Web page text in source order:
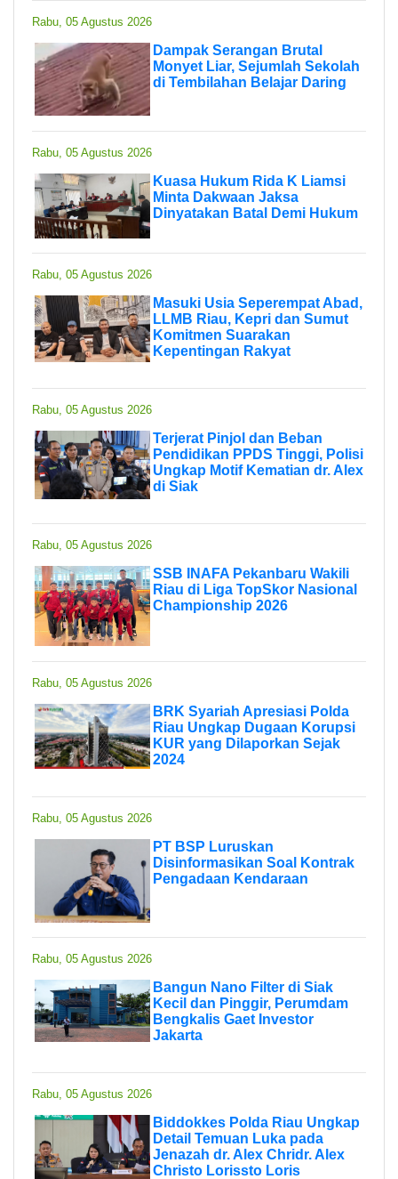
Rabu, 05 Agustus 2026
Dampak Serangan Brutal
Monyet Liar, Sejumlah Sekolah
di Tembilahan Belajar Daring
Rabu, 05 Agustus 2026
Kuasa Hukum Rida K Liamsi
Minta Dakwaan Jaksa
Dinyatakan Batal Demi Hukum
Rabu, 05 Agustus 2026
Masuki Usia Seperempat Abad,
LLMB Riau, Kepri dan Sumut
Komitmen Suarakan
Kepentingan Rakyat
Rabu, 05 Agustus 2026
Terjerat Pinjol dan Beban
Pendidikan PPDS Tinggi, Polisi
Ungkap Motif Kematian dr. Alex
di Siak
Rabu, 05 Agustus 2026
SSB INAFA Pekanbaru Wakili
Riau di Liga TopSkor Nasional
Championship 2026
Rabu, 05 Agustus 2026
BRK Syariah Apresiasi Polda
Riau Ungkap Dugaan Korupsi
KUR yang Dilaporkan Sejak
2024
Rabu, 05 Agustus 2026
PT BSP Luruskan
Disinformasikan Soal Kontrak
Pengadaan Kendaraan
Rabu, 05 Agustus 2026
Bangun Nano Filter di Siak
Kecil dan Pinggir, Perumdam
Bengkalis Gaet Investor
Jakarta
Rabu, 05 Agustus 2026
Biddokkes Polda Riau Ungkap
Detail Temuan Luka pada
Jenazah dr. Alex Chridr. Alex
Christo Lorissto Loris